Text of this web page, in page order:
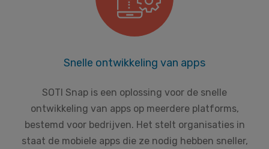
Snelle ontwikkeling van apps
SOTI Snap is een oplossing voor de snelle
ontwikkeling van apps op meerdere platforms,
bestemd voor bedrijven. Het stelt organisaties in
staat de mobiele apps die ze nodig hebben sneller,